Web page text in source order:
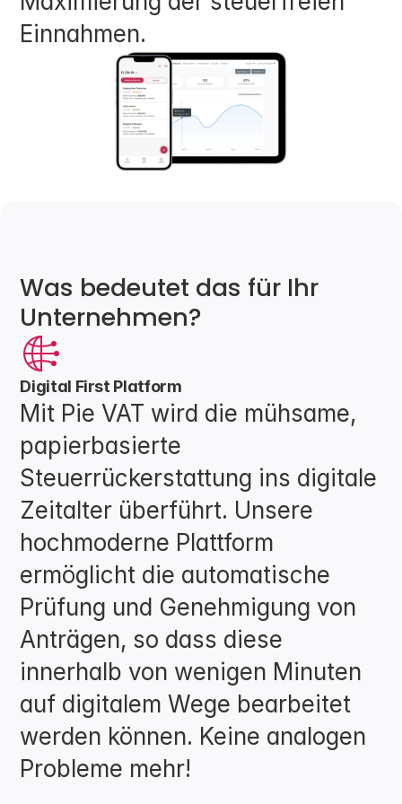
Einnahmen.
Was bedeutet das für Ihr
Unternehmen?
Digital First Platform
Mit Pie VAT wird die mühsame,
papierbasierte
Steuerrückerstattung ins digitale
Zeitalter überführt. Unsere
hochmoderne Plattform
ermöglicht die automatische
Prüfung und Genehmigung von
Anträgen, so dass diese
innerhalb von wenigen Minuten
auf digitalem Wege bearbeitet
werden können. Keine analogen
Probleme mehr!